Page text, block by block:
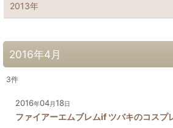
2016年4月
3件
2016年04月18日
ファイアーエムブレムif ツバキのコスプ
2013年